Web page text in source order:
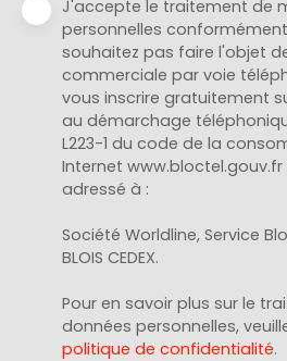
J'accepte le traitement de
personnelles conformément
souhaitez pas faire l'objet
commerciale par voie
vous inscrire gratuitement
au démarchage
L223-1 du code de la
Internet
adressé à :
Société Worldline, Service
BLOIS CEDEX.
Pour en savoir plus sur le
données personnelles,
politique de confidentialité.